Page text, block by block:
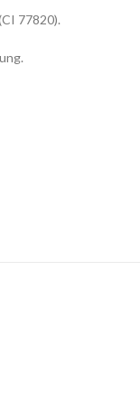
77820).